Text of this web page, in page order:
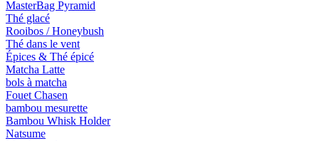
MasterBag Pyramid
Thé glacé
Rooibos / Honeybush
Thé dans le vent
Épices & Thé épicé
Matcha Latte
bols à matcha
Fouet Chasen
bambou mesurette
Bambou Whisk Holder
Natsume